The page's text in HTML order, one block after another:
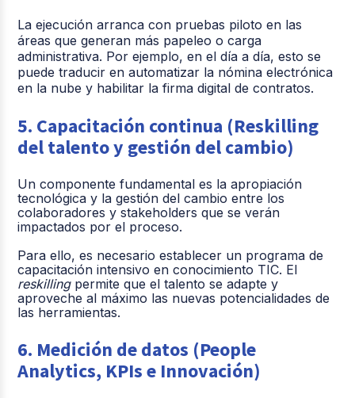
La ejecución arranca con pruebas piloto en las
áreas que generan más papeleo o carga
administrativa. Por ejemplo, en el día a día, esto se
puede traducir en automatizar la nómina electrónica
en la nube y habilitar la firma digital de contratos.
5. Capacitación continua (Reskilling
del talento y gestión del cambio)
Un componente fundamental es la apropiación
tecnológica y la gestión del cambio entre los
colaboradores y stakeholders que se verán
impactados por el proceso.
Para ello, es necesario establecer un programa de
capacitación intensivo en conocimiento TIC. El
reskillingpermite que el talento se adapte y
aproveche al máximo las nuevas potencialidades de
las herramientas.
6. Medición de datos (People
Analytics, KPIs e Innovación)